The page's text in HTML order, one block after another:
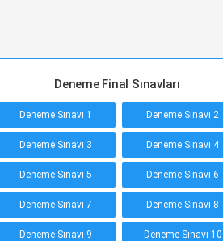
Deneme Final Sınavları
Deneme Sınavı 1 Deneme Sınavı 2
Deneme Sınavı 3 Deneme Sınavı 4
Deneme Sınavı 5 Deneme Sınavı 6
Deneme Sınavı 7 Deneme Sınavı 8
Deneme Sınavı 9 Deneme Sınavı 10